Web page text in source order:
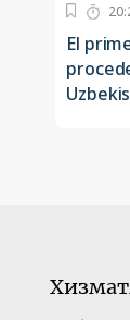
El